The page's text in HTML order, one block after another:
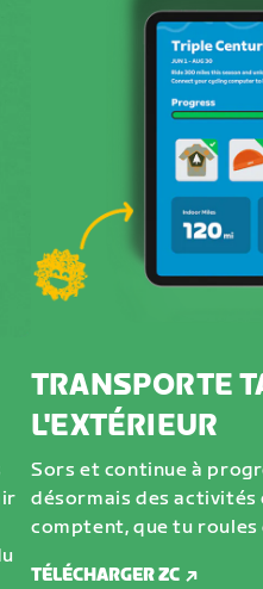
TRANSPORTE
L'EXTÉRIEUR
Sors et continue à
désormais des activités
comptent, que tu roules
TÉLÉCHARGER ZC